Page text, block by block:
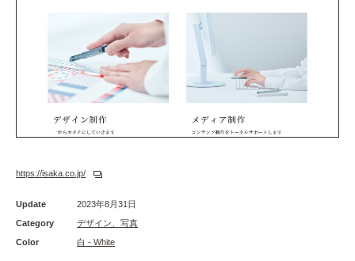
https://isaka.co.jp/
Update
2023年8月31日
Category
デザイン、写真
Color
白 - White